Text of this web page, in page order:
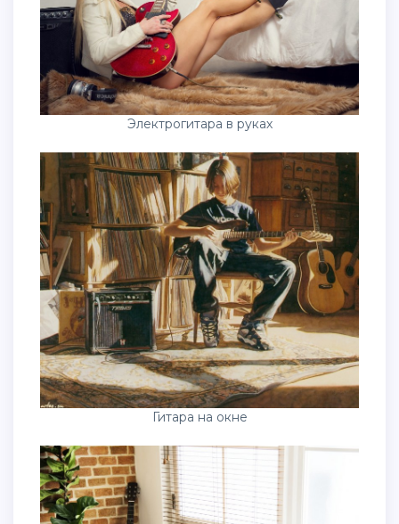
Электрогитара в руках
Гитара на окне